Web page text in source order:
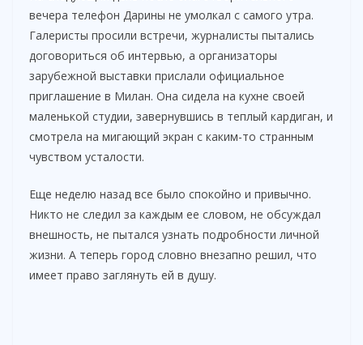
вечера телефон Дарины не умолкал с самого утра.
Галеристы просили встречи, журналисты пытались
договориться об интервью, а организаторы
зарубежной выставки прислали официальное
приглашение в Милан. Она сидела на кухне своей
маленькой студии, завернувшись в теплый кардиган, и
смотрела на мигающий экран с каким-то странным
чувством усталости.
Еще неделю назад все было спокойно и привычно.
Никто не следил за каждым ее словом, не обсуждал
внешность, не пытался узнать подробности личной
жизни. А теперь город словно внезапно решил, что
имеет право заглянуть ей в душу.